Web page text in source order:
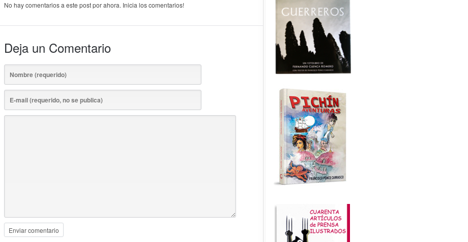
No hay comentarios a este post por ahora. Inicia los comentarios!
Deja un Comentario